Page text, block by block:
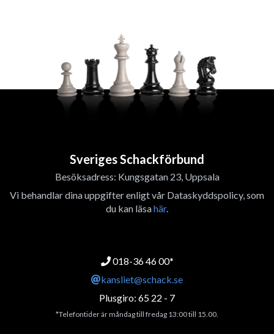
Sveriges Schackförbund
Besöksadress: Kungsgatan 23, Uppsala
Vi behandlar dina uppgifter enligt vår Dataskyddspolicy, som
du kan läsahär.
018-36 46 00*
kansliet@schack.se
Plusgiro: 65 22 - 7
*Telefontider är måndag till fredag 13:00 till 15.00.